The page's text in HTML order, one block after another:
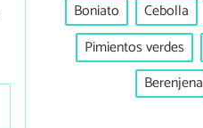
Boniato Cebolla
Pimientos verdes
Berenjena